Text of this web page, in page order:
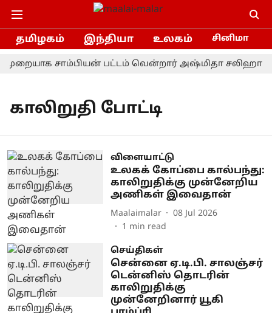
தமிழகம் இந்தியா உலகம் சினிமா
சாம்பியன் பட்டம் வென்றார் அஷ்மிதா சலிஹா
காலிறுதி போட்டி
விளையாட்டு
உலகக் கோப்பை கால்பந்து:
காலிறுதிக்கு முன்னேறிய
அணிகள் இவைதான்
Maalaimalar
08 Jul 2026
1 min read
செய்திகள்
சென்னை ஏ.டி.பி. சாலஞ்சர்
டென்னிஸ் தொடரின்
காலிறுதிக்கு
முன்னேறினார் யூகி